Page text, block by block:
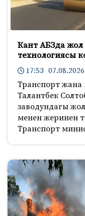
Кант АБЗда жол
технологиясы
17:53 07.08.2026
Транспорт
Талантбек
заводундагы
менен жеринен
Транспорт